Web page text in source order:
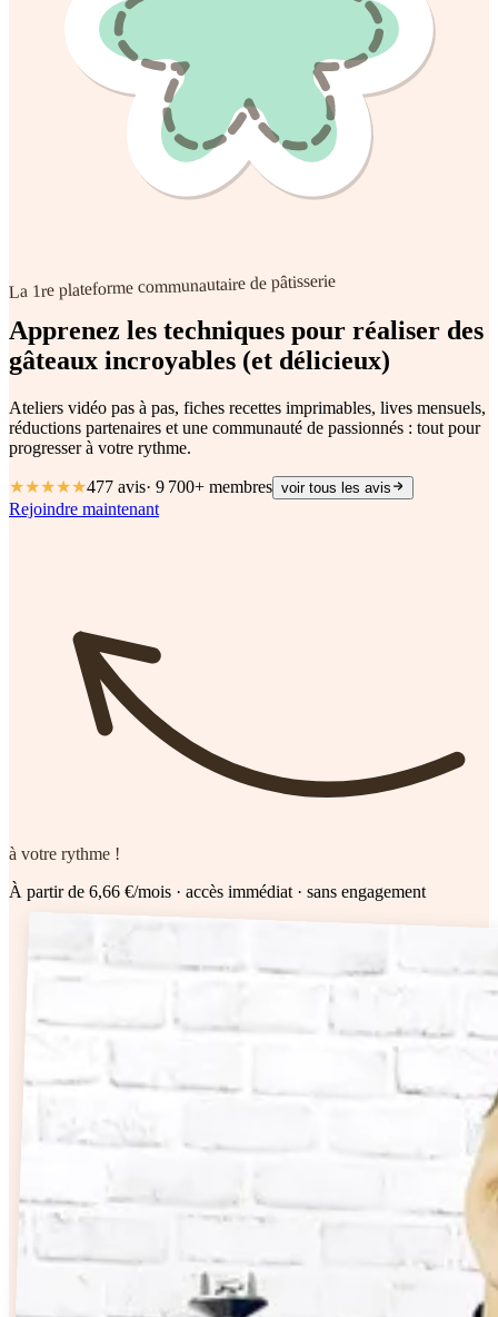
La 1re plateforme communautaire de pâtisserie
Apprenez les techniques pour réaliser des
gâteaux incroyables (et délicieux)
Ateliers vidéo pas à pas, fiches recettes imprimables, lives mensuels,
réductions partenaires et une communauté de passionnés : tout pour
progresser à votre rythme.
★★★★★477 avis· 9 700+ membres voir tous les avis
Rejoindre maintenant
à votre rythme !
À partir de 6,66 €/mois · accès immédiat · sans engagement